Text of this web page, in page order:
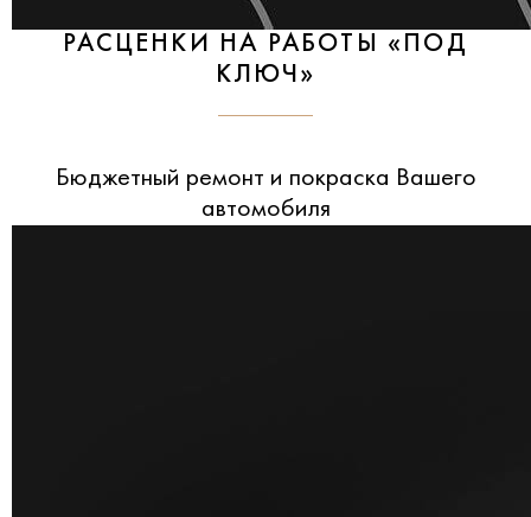
РАСЦЕНКИ НА РАБОТЫ «ПОД
КЛЮЧ»
Бюджетный ремонт и покраска Вашего
автомобиля